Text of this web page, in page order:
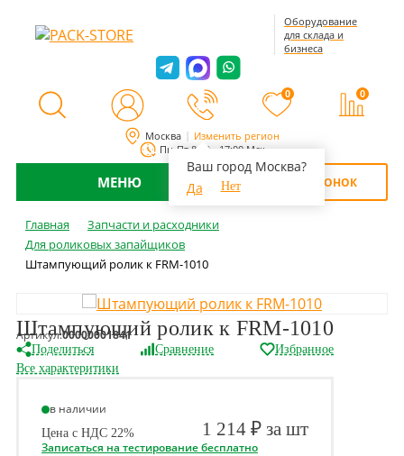
Москва Изменить регион
Ваш город Москва?
Да
Нет
Пн-Пт 8:00 - 17:00 Мск
Оборудование
для склада и
бизнеса
0 0
МЕНЮ ОБРАТНЫЙ ЗВОНОК
Главная
Запчасти и расходники
Для роликовых запайщиков
Штампующий ролик к FRM-1010
Штампующий ролик к FRM-1010
Артикул:00000001841
Поделиться Сравнение
Избранное
Все характеритики
в наличии
Цена с НДС 22% 1 214 ₽ за шт
Записаться на тестирование бесплатно